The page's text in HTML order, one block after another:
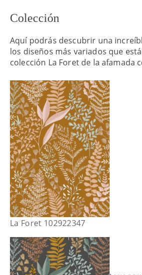
Colección
Aquí podrás descubrir una
los diseños más variados que
colección La Foret de la afamada
La Foret 102922347